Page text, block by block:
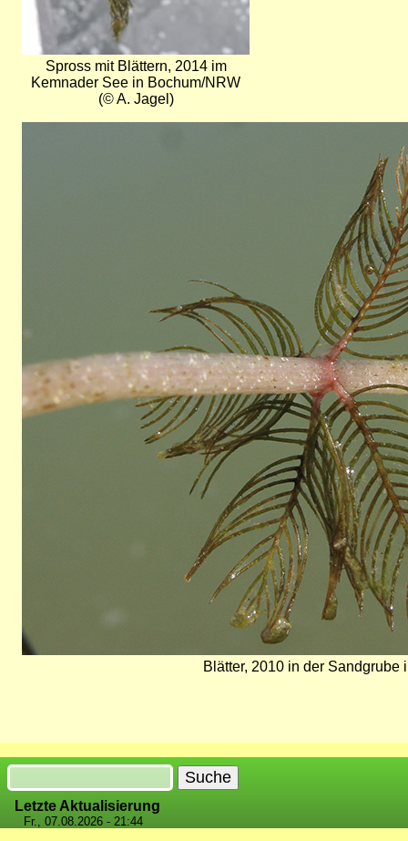
Spross mit Blättern, 2014 im
Kemnader See in Bochum/NRW
(© A. Jagel)
Blätter, 2010 in der Sandgrube
Suche
Letzte Aktualisierung
Fr., 07.08.2026 - 21:44